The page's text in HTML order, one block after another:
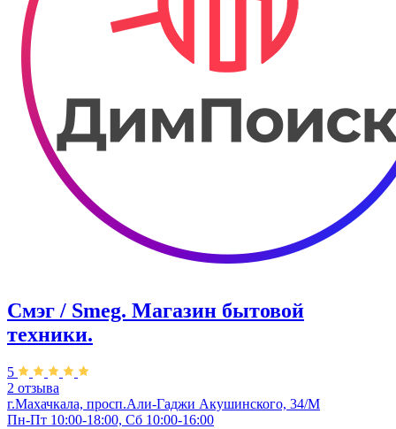
Смэг / Smeg. Магазин бытовой
техники.
5
2 отзыва
г.Махачкала, ​просп.Али-Гаджи Акушинского, 34/М
Пн-Пт 10:00-18:00, Сб 10:00-16:00